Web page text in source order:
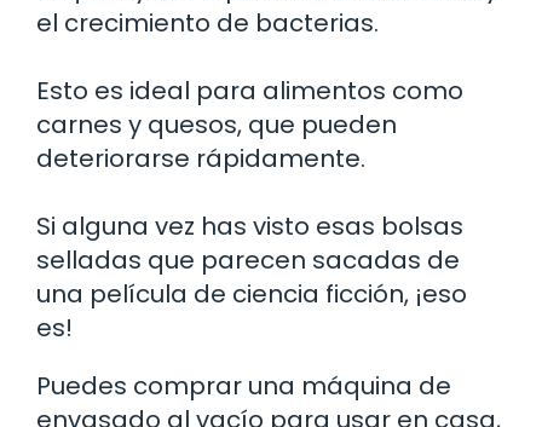
el crecimiento de bacterias.
Esto es ideal para alimentos como
carnes y quesos, que pueden
deteriorarse rápidamente.
Si alguna vez has visto esas bolsas
selladas que parecen sacadas de
una película de ciencia ficción, ¡eso
es!
Puedes comprar una máquina de
envasado al vacío para usar en casa,